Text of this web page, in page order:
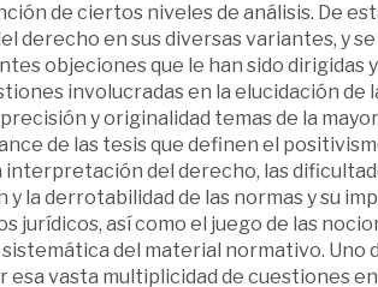
de ciertos niveles de análisis. De
derecho en sus diversas variantes, y
objeciones que le han sido
involucradas en la elucidación
y originalidad temas de la
de las tesis que definen el
del derecho, las
la derrotabilidad de las normas y su
jurídicos, así como el juego de las
del material normativo. Uno
esa vasta multiplicidad de cuestiones